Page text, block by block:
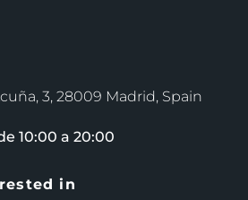
3, 28009 Madrid, Spain
10:00 a 20:00
in